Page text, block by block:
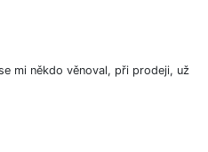
mi někdo věnoval, při prodeji, už